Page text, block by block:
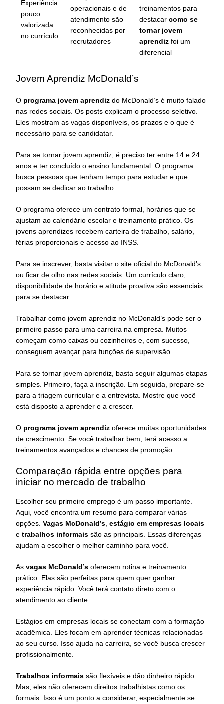
Experiência
pouco
valorizada
no currículo
operacionais e de
atendimento são
reconhecidas por
recrutadores
treinamentos para
destacar como se
tornar jovem
aprendiz foi um
diferencial
Jovem Aprendiz McDonald’s
O programa jovem aprendiz do McDonald’s é muito falado
nas redes sociais. Os posts explicam o processo seletivo.
Eles mostram as vagas disponíveis, os prazos e o que é
necessário para se candidatar.
Para se tornar jovem aprendiz, é preciso ter entre 14 e 24
anos e ter concluído o ensino fundamental. O programa
busca pessoas que tenham tempo para estudar e que
possam se dedicar ao trabalho.
O programa oferece um contrato formal, horários que se
ajustam ao calendário escolar e treinamento prático. Os
jovens aprendizes recebem carteira de trabalho, salário,
férias proporcionais e acesso ao INSS.
Para se inscrever, basta visitar o site oficial do McDonald’s
ou ficar de olho nas redes sociais. Um currículo claro,
disponibilidade de horário e atitude proativa são essenciais
para se destacar.
Trabalhar como jovem aprendiz no McDonald’s pode ser o
primeiro passo para uma carreira na empresa. Muitos
começam como caixas ou cozinheiros e, com sucesso,
conseguem avançar para funções de supervisão.
Para se tornar jovem aprendiz, basta seguir algumas etapas
simples. Primeiro, faça a inscrição. Em seguida, prepare-se
para a triagem curricular e a entrevista. Mostre que você
está disposto a aprender e a crescer.
O programa jovem aprendiz oferece muitas oportunidades
de crescimento. Se você trabalhar bem, terá acesso a
treinamentos avançados e chances de promoção.
Comparação rápida entre opções para
iniciar no mercado de trabalho
Escolher seu primeiro emprego é um passo importante.
Aqui, você encontra um resumo para comparar várias
opções. Vagas McDonald’s estágio em empresas locais
e trabalhos informais são as principais. Essas diferenças
ajudam a escolher o melhor caminho para você.
As vagas McDonald’s oferecem rotina e treinamento
prático. Elas são perfeitas para quem quer ganhar
experiência rápido. Você terá contato direto com o
atendimento ao cliente.
Estágios em empresas locais se conectam com a formação
acadêmica. Eles focam em aprender técnicas relacionadas
ao seu curso. Isso ajuda na carreira, se você busca crescer
profissionalmente.
Trabalhos informais são flexíveis e dão dinheiro rápido.
Mas, eles não oferecem direitos trabalhistas como os
formais. Isso é um ponto a considerar, especialmente se